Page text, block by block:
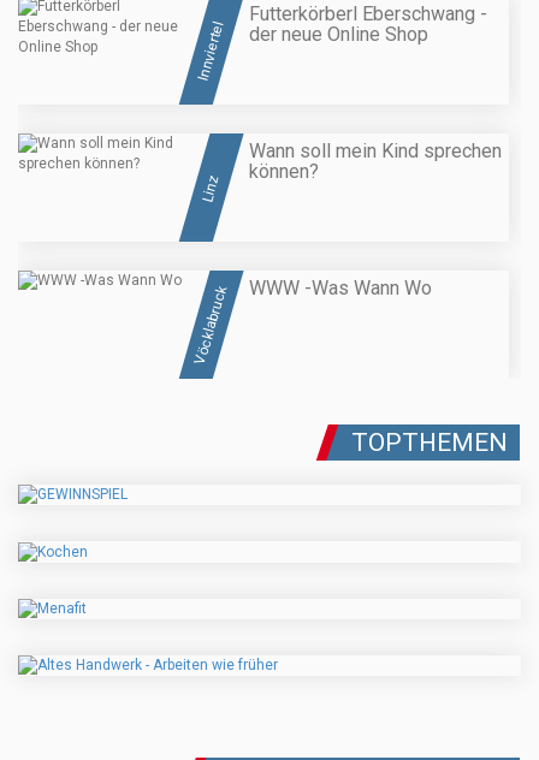
Innviertel
Futterkörberl Eberschwang -
der neue Online Shop
Linz
Wann soll mein Kind sprechen
können?
Vöcklabruck WWW -Was Wann Wo
TOPTHEMEN